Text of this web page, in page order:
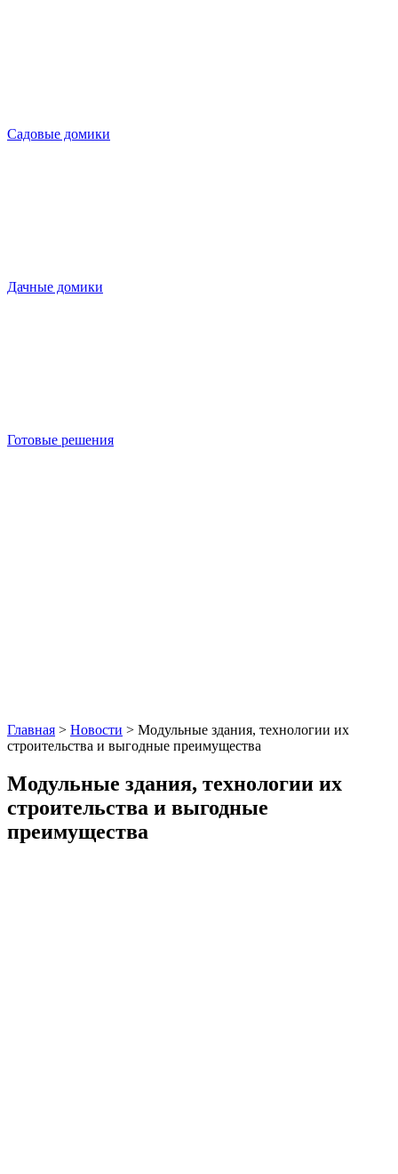
Садовые домики
Дачные домики
Готовые решения
Главная > Новости > Модульные здания, технологии их
строительства и выгодные преимущества
Модульные здания, технологии их
строительства и выгодные
преимущества